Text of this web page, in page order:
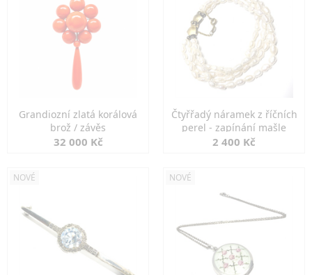
Grandiozní zlatá korálová
brož / závěs
32 000 Kč
Čtyřřadý náramek z říčních
perel - zapínání mašle
2 400 Kč
NOVÉ NOVÉ